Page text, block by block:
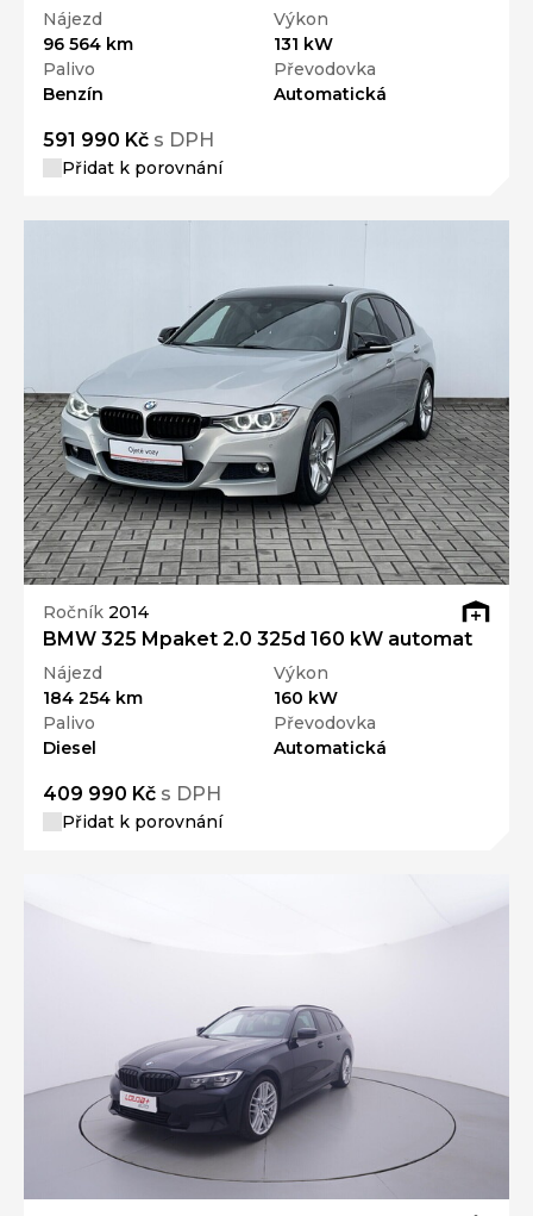
Nájezd
96 564 km
Výkon
131 kW
Palivo
Benzín
Převodovka
Automatická
591 990 Kč s DPH
Přidat k porovnání
Ročník 2014
BMW 325 Mpaket 2.0 325d 160 kW automat
Nájezd
184 254 km
Výkon
160 kW
Palivo
Diesel
Převodovka
Automatická
409 990 Kč s DPH
Přidat k porovnání